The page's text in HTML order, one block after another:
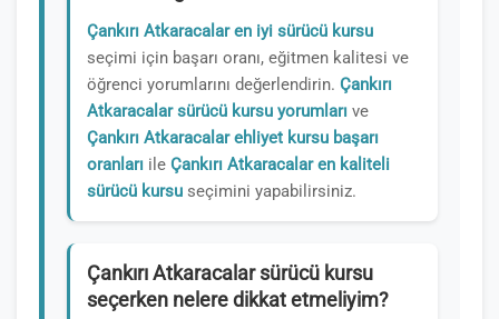
Çankırı Atkaracalar en iyi sürücü kursu
seçimi için başarı oranı, eğitmen kalitesi ve
öğrenci yorumlarını değerlendirin. Çankırı
Atkaracalar sürücü kursu yorumları ve
Çankırı Atkaracalar ehliyet kursu başarı
oranları ile Çankırı Atkaracalar en kaliteli
sürücü kursu seçimini yapabilirsiniz.
Çankırı Atkaracalar sürücü kursu
seçerken nelere dikkat etmeliyim?